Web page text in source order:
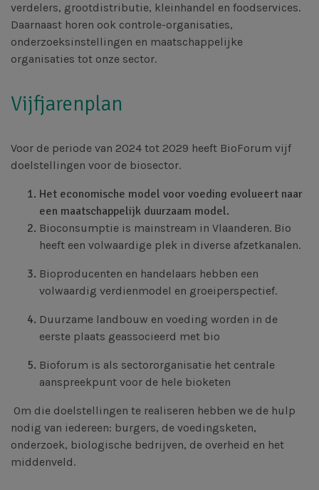
verdelers, grootdistributie, kleinhandel en foodservices.
Daarnaast horen ook controle-organisaties,
onderzoeksinstellingen en maatschappelijke
organisaties tot onze sector.
Vijfjarenplan
Voor de periode van 2024 tot 2029 heeft BioForum vijf
doelstellingen voor de biosector.
Het economische model voor voeding evolueert naar
een maatschappelijk duurzaam model.
Bioconsumptie is mainstream in Vlaanderen. Bio
heeft een volwaardige plek in diverse afzetkanalen.
Bioproducenten en handelaars hebben een
volwaardig verdienmodel en groeiperspectief.
Duurzame landbouw en voeding worden in de
eerste plaats geassocieerd met bio
Bioforum is als sectororganisatie het centrale
aanspreekpunt voor de hele bioketen
Om die doelstellingen te realiseren hebben we de hulp
nodig van iedereen: burgers, de voedingsketen,
onderzoek, biologische bedrijven, de overheid en het
middenveld.